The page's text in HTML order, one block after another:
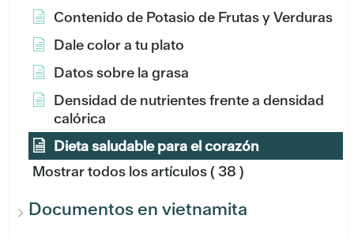
Contenido de Potasio de Frutas y Verduras
Dale color a tu plato
Datos sobre la grasa
Densidad de nutrientes frente a densidad
calórica
Dieta saludable para el corazón
Mostrar todos los artículos( 38 )
Documentos en vietnamita